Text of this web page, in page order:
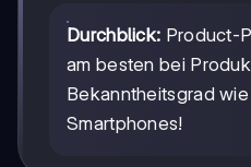
Durchblick: Product-
am besten bei
Bekanntheitsgrad
Smartphones!